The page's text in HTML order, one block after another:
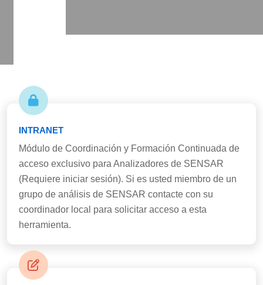
INTRANET
Módulo de Coordinación y Formación Continuada de
acceso exclusivo para Analizadores de SENSAR
(Requiere iniciar sesión). Si es usted miembro de un
grupo de análisis de SENSAR contacte con su
coordinador local para solicitar acceso a esta
herramienta.